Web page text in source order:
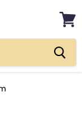
cart